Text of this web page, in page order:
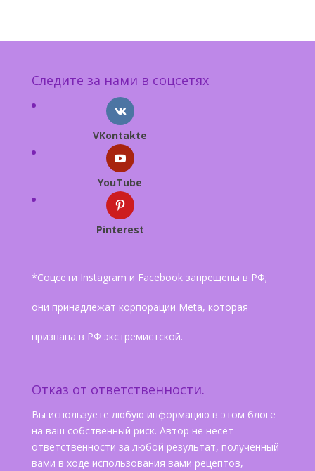
Следите за нами в соцсетях
VKontakte
YouTube
Pinterest
*Соцсети Instagram и Facebook запрещены в РФ;
они принадлежат корпорации Meta, которая
признана в РФ экстремистской.
Отказ от ответственности.
Вы используете любую информацию в этом блоге
на ваш собственный риск. Автор не несёт
ответственности за любой результат, полученный
вами в ходе использования вами рецептов,